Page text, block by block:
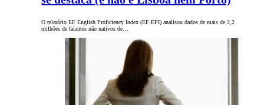
O relatório EF English Proficiency Index (EF EPI) analisou dados de mais de 2,2
milhões de falantes não nativos de…